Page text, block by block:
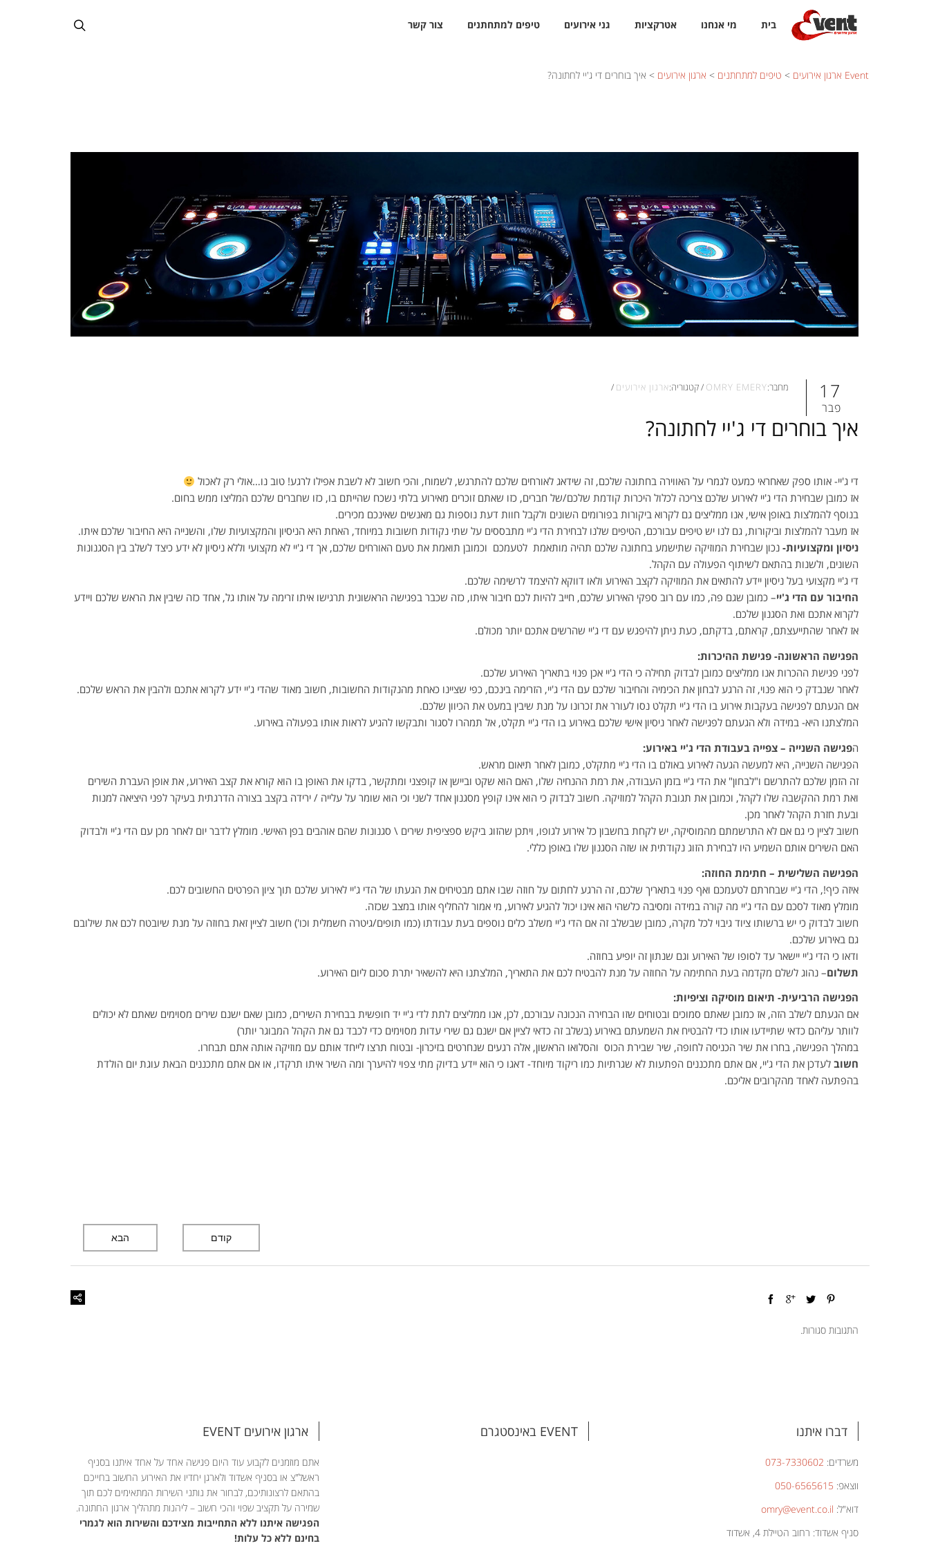
בית מי אנחנו אטרקציות גני אירועים טיפים למתחתנים צור קשר
Event ארגון אירועים > טיפים למתחתנים > ארגון אירועים > איך בוחרים די ג'יי לחתונה?
17
פבר
איך בוחרים די ג'יי לחתונה?
מחבר:OMRY EMERY
/קטגוריה:ארגון אירועים /
די ג'יי- אותו ספק שאחראי כמעט לגמרי על האווירה בחתונה שלכם, זה שידאג לאורחים שלכם להתרגש, לשמוח, והכי חשוב לא לשבת אפילו לרגע! טוב נו…אולי רק לאכול
אז כמובן שבחירת הדי ג'יי לאירוע שלכם צריכה לכלול היכרות קודמת שלכם/של חברים, כזו שאתם זוכרים מאירוע בלתי נשכח שהייתם בו, כזו שחברים שלכם המליצו ממש בחום.
בנוסף להמלצות באופן אישי, אנו ממליצים גם לקרוא ביקורות בפורומים השונים ולקבל חוות דעת נוספות גם מאנשים שאינכם מכירים.
אז מעבר להמלצות וביקורות, גם לנו יש טיפים עבורכם, הטיפים שלנו לבחירת הדי ג'יי מתבססים על שתי נקודות חשובות במיוחד, האחת היא הניסיון והמקצועיות שלו, והשנייה היא החיבור שלכם איתו.
ניסיון ומקצועיות- נכון שבחירת המוזיקה שתישמע בחתונה שלכם תהיה מותאמת לטעמכם וכמובן תואמת את טעם האורחים שלכם, אך די ג'יי לא מקצועי וללא ניסיון לא ידע כיצד לשלב בין הסגנונות
השונים, ולשנות בהתאם לשיתוף הפעולה עם הקהל.
די ג'יי מקצועי בעל ניסיון יידע להתאים את המוזיקה לקצב האירוע ולאו דווקא להיצמד לרשימה שלכם.
החיבור עם הדי ג'יי– כמובן שגם פה, כמו עם רוב ספקי האירוע שלכם, חייב להיות לכם חיבור איתו, כזה שכבר בפגישה הראשונית תרגישו איתו זרימה על אותו גל, אחד כזה שיבין את הראש שלכם ויידע
לקרוא אתכם ואת הסגנון שלכם.
אז לאחר שהתייעצתם, קראתם, בדקתם, כעת ניתן להיפגש עם די ג'יי שהרשים אתכם יותר מכולם.
הפגישה הראשונה- פגישת ההיכרות:
לפני פגישת ההכרות אנו ממליצים כמובן לבדוק תחילה כי הדי ג'יי אכן פנוי בתאריך האירוע שלכם.
לאחר שנבדק כי הוא פנוי, זה הרגע לבחון את הכימיה והחיבור שלכם עם הדי ג'יי, הזרימה בינכם, כפי שציינו כאחת מהנקודות החשובות, חשוב מאוד שהדי ג'יי ידע לקרוא אתכם ולהבין את הראש שלכם.
אם הגעתם לפגישה בעקבות אירוע בו הדי ג'יי תקלט נסו לעורר את זכרונו על מנת שיבין במעט את הכיוון שלכם.
המלצתנו היא- במידה ולא הגעתם לפגישה לאחר ניסיון אישי שלכם באירוע בו הדי ג'יי תקלט, אל תמהרו לסגור ותבקשו להגיע לראות אותו בפעולה באירוע.
הפגישה השנייה – צפייה בעבודת הדי ג'יי באירוע:
הפגישה השנייה, היא למעשה הגעה לאירוע באולם בו הדי ג'יי מתקלט, כמובן לאחר תיאום מראש.
זה הזמן שלכם להתרשם ו"לבחון" את הדי ג'יי בזמן העבודה, את רמת ההנחיה שלו, האם הוא שקט וביישן או קופצני ומתקשר, בדקו את האופן בו הוא קורא את קצב האירוע, את אופן העברת השירים
ואת רמת ההקשבה שלו לקהל, וכמובן את תגובת הקהל למוזיקה. חשוב לבדוק כי הוא אינו קופץ מסגנון אחד לשני וכי הוא שומר על עלייה / ירידה בקצב בצורה הדרגתית בעיקר לפני היציאה למנות
ובעת חזרת הקהל לאחר מכן.
חשוב לציין כי גם אם לא התרשמתם מהמוסיקה, יש לקחת בחשבון כל אירוע לגופו, ויתכן שהזוג ביקש ספציפית שירים \ סגנונות שהם אוהבים בפן האישי. מומלץ לדבר יום לאחר מכן עם הדי ג'יי ולבדוק
האם השירים אותם השמיע היו לבחירת הזוג נקודתית או שזה הסגנון שלו באופן כללי.
הפגישה השלישית – חתימת החוזה:
איזה כיף!, הדי ג'יי שבחרתם לטעמכם ואף פנוי בתאריך שלכם, זה הרגע לחתום על חוזה שבו אתם מבטיחים את הגעתו של הדי ג'יי לאירוע שלכם תוך ציון הפרטים החשובים לכם.
מומלץ מאוד לסכם עם הדי ג'יי מה קורה במידה ומסיבה כלשהי הוא אינו יכול להגיע לאירוע, מי אמור להחליף אותו במצב שכזה.
חשוב לבדוק כי יש ברשותו ציוד גיבוי לכל מקרה, כמובן שבשלב זה אם הדי ג'יי משלב כלים נוספים בעת עבודתו (כמו תופים/גיטרה חשמלית וכו') חשוב לציין זאת בחוזה על מנת שיובטח לכם את שילובם
גם באירוע שלכם.
ודאו כי הדי ג'יי יישאר עד לסופו של האירוע וגם שנתון זה יופיע בחוזה.
תשלום– נהוג לשלם מקדמה בעת החתימה על החוזה על מנת להבטיח לכם את התאריך, המלצתנו היא להשאיר יתרת סכום ליום האירוע.
הפגישה הרביעית- תיאום מוסיקה וציפיות:
אם הגעתם לשלב הזה, אז כמובן שאתם סמוכים ובטוחים שזו הבחירה הנכונה עבורכם, לכן, אנו ממליצים לתת לדי ג'יי יד חופשית בבחירת השירים, כמובן שאם ישנם שירים מסוימים שאתם לא יכולים
לוותר עליהם כדאי שתיידעו אותו כדי להבטיח את השמעתם באירוע (בשלב זה כדאי לציין אם ישנם גם שירי עדות מסוימים כדי לכבד גם את הקהל המבוגר יותר)
במהלך הפגישה, בחרו את שיר הכניסה לחופה, שיר שבירת הכוס והסלואו הראשון, אלה רגעים שנחרטים בזיכרון- ובטוח תרצו לייחד אותם עם מוזיקה אותה אתם תבחרו.
חשוב לעדכן את הדי ג'יי, אם אתם מתכננים הפתעות לא שגרתיות כמו ריקוד מיוחד- דאגו כי הוא יידע בדיוק מתי צפוי להיערך ומה השיר איתו תרקדו, או אם אתם מתכננים הבאת עוגת יום הולדת
בהפתעה לאחד מהקרובים אליכם.
הבא קודם
התגובות סגורות.
דברו איתנו
משרדים: 073-7330602
ווצאפ: 050-6565615
דוא"ל: omry@event.co.il
סניף אשדוד: רחוב הטיילת 4, אשדוד
EVENT באינסטגרם ארגון אירועים EVENT
אתם מוזמנים לקבוע עוד היום פגישה אחד על אחד איתנו בסניף
ראשל"צ או בסניף אשדוד ולארגן יחדיו את האירוע החשוב בחייכם
בהתאם לרצונותיכם, לבחור את נותני השירות המתאימים לכם תוך
שמירה על תקציב שפוי והכי חשוב – ליהנות מתהליך ארגון החתונה.
הפגישה איתנו ללא התחייבות מצידכם והשירות הוא לגמרי
בחינם ללא כל עלות!